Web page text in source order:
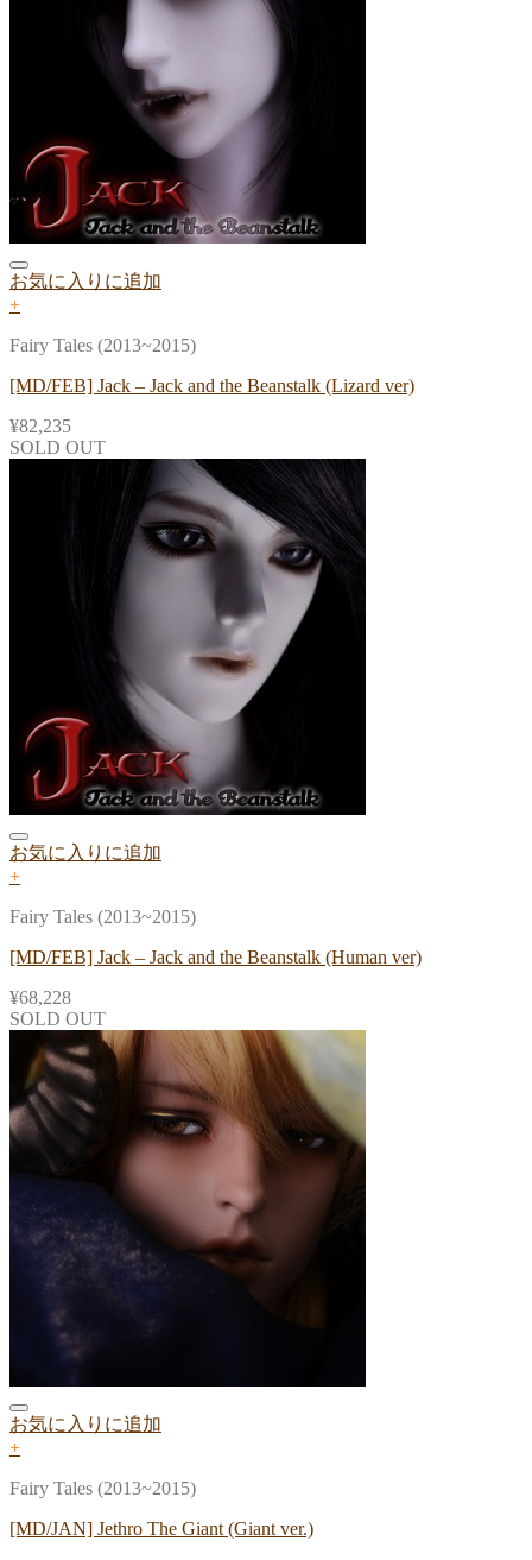
お気に入りに追加
+
Fairy Tales (2013~2015)
[MD/FEB] Jack – Jack and the Beanstalk (Lizard ver)
¥82,235
SOLD OUT
お気に入りに追加
+
Fairy Tales (2013~2015)
[MD/FEB] Jack – Jack and the Beanstalk (Human ver)
¥68,228
SOLD OUT
お気に入りに追加
+
Fairy Tales (2013~2015)
[MD/JAN] Jethro The Giant (Giant ver.)